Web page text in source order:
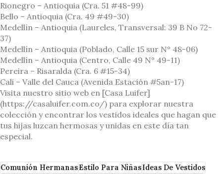
Rionegro – Antioquia (Cra. 51 #48-99)
Bello – Antioquia (Cra. 49 #49-30)
Medellín – Antioquia (Laureles, Transversal: 39 B No 72-
37)
Medellín – Antioquia (Poblado, Calle 15 sur N° 48-06)
Medellín – Antioquia (Centro, Calle 49 N° 49-11)
Pereira – Risaralda (Cra. 6 #15-34)
Cali – Valle del Cauca (Avenida Estación #5an-17)
Visita nuestro sitio web en [Casa Luifer]
(https://casaluifer.com.co/) para explorar nuestra
colección y encontrar los vestidos ideales que hagan que
tus hijas luzcan hermosas y unidas en este día tan
especial.
Comunión HermanasEstilo Para NiñasIdeas De Vestidos